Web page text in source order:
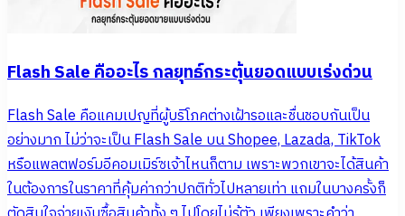
Flash Sale คืออะไร กลยุทธ์กระตุ้นยอดแบบเร่งด่วน
Flash Sale คือแคมเปญที่ผู้บริโภคต่างเฝ้ารอและชื่นชอบกันเป็น
อย่างมาก ไม่ว่าจะเป็น Flash Sale บน Shopee, Lazada, TikTok
หรือแพลตฟอร์มอีคอมเมิร์ซเจ้าไหนก็ตาม เพราะพวกเขาจะได้สินค้า
ในต้องการในราคาที่คุ้มค่ากว่าปกติทั่วไปหลายเท่า แถมในบางครั้งก็